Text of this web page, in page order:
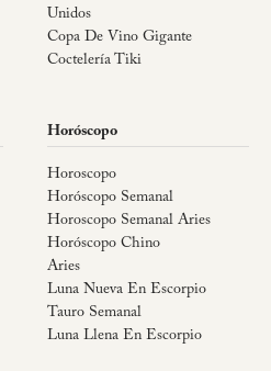
Unidos
Copa De Vino Gigante
Coctelería Tiki
Horóscopo
Horoscopo
Horóscopo Semanal
Horoscopo Semanal Aries
Horóscopo Chino
Aries
Luna Nueva En Escorpio
Tauro Semanal
Luna Llena En Escorpio